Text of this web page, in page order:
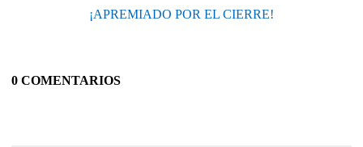
¡APREMIADO POR EL CIERRE!
0 COMENTARIOS